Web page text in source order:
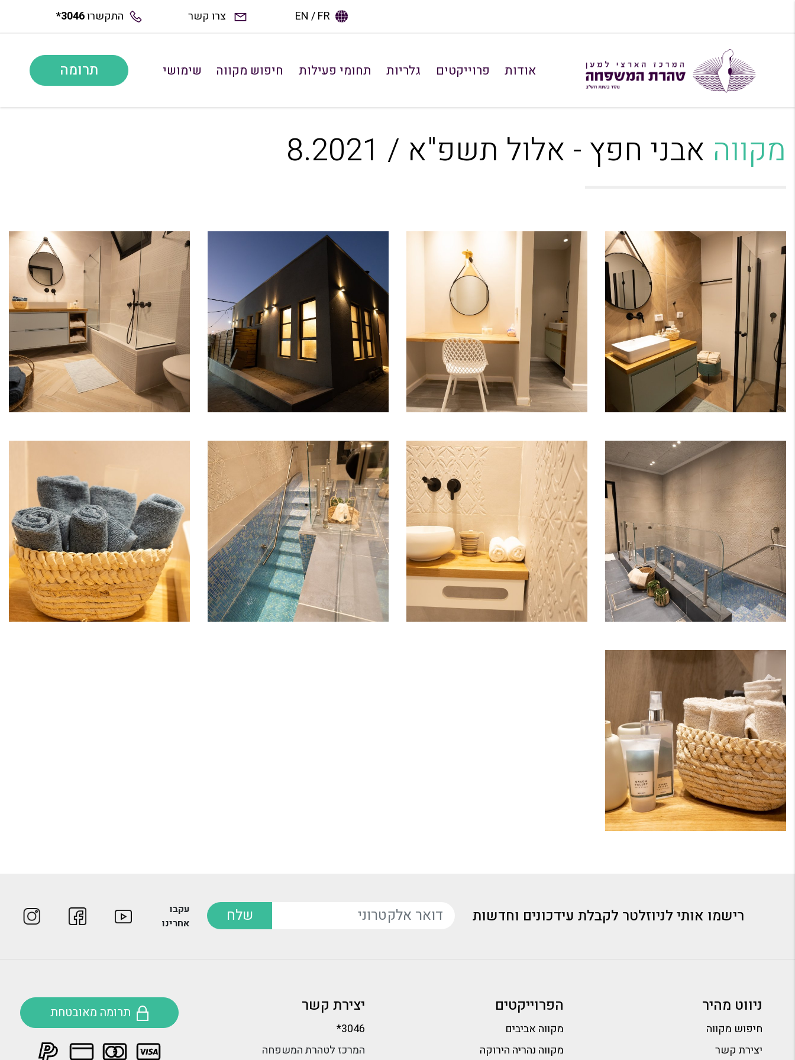
התקשרו*3046 צרו קשר EN FR
אודות פרוייקטים גלריות תחומי פעילות חיפוש מקווה שימושי תרומה
מקווה אבני חפץ - אלול תשפ"א / 8.2021
רישמו אותי לניוזלטר לקבלת עידכונים וחדשותדואר אלקטרוני שלח
עקבו
אחרינו
ניווט מהיר
חיפוש מקווה
יצירת קשר
הפרוייקטים
מקווה אביבים
מקווה נהריה הירוקה
יצירת קשר
*3046
המרכז לטהרת המשפחה
תרומה מאובטחת